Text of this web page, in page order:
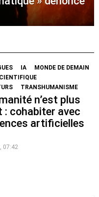
IA
MONDE DE DEMAIN
TRANSHUMANISME
n’est plus
: cohabiter avec
artificielles
07:42